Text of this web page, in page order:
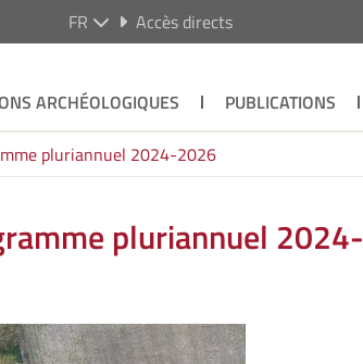
FR Accès directs
ARCHÉOLOGIQUES PUBLICATIONS
pluriannuel 2024-2026
pluriannuel 2024-